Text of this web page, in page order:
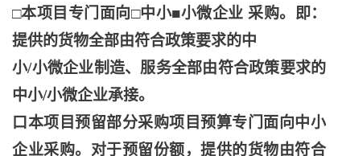
□本项目专门面向□中小■小微企业 采购。即：
提供的货物全部由符合政策要求的中
小/小微企业制造、服务全部由符合政策要求的
中小/小微企业承接。
口本项目预留部分采购项目预算专门面向中小
企业采购。对于预留份额，提供的货物由符合